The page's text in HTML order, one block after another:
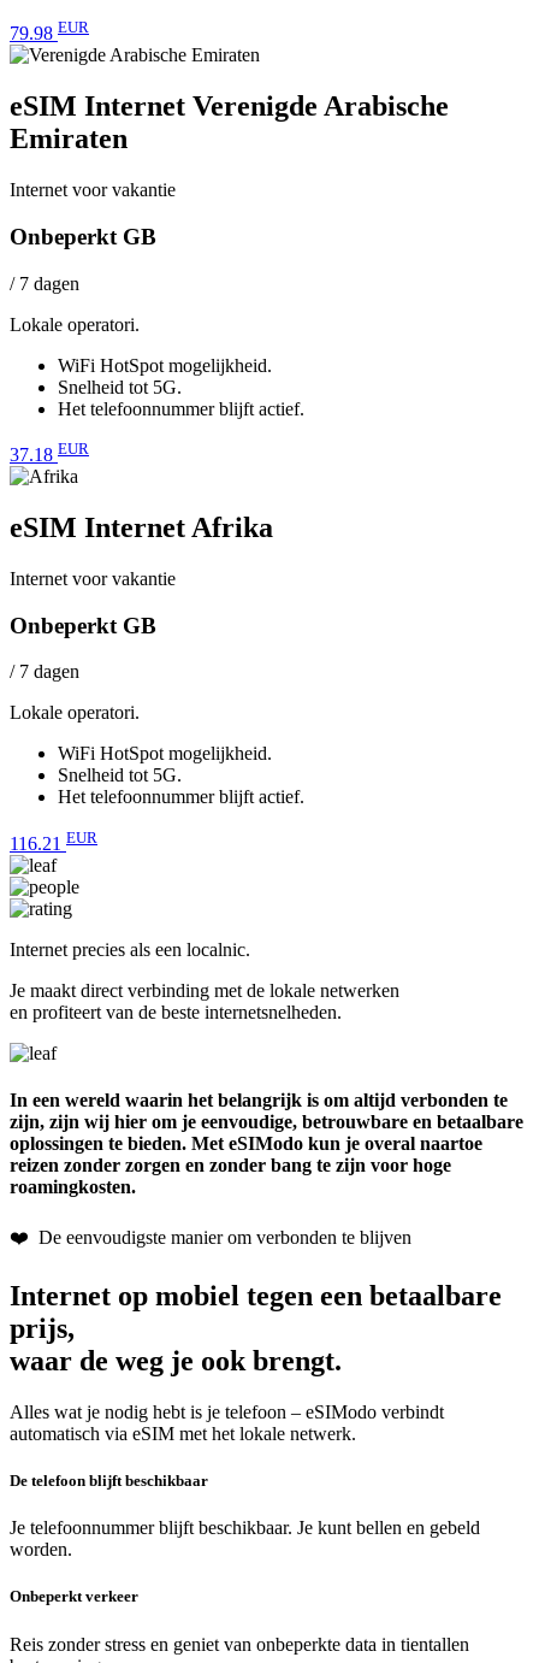
79.98 EUR
eSIM Internet Verenigde Arabische
Emiraten
Internet voor vakantie
Onbeperkt GB
/ 7 dagen
Lokale operatori.
WiFi HotSpot mogelijkheid.
Snelheid tot 5G.
Het telefoonnummer blijft actief.
37.18 EUR
eSIM Internet Afrika
Internet voor vakantie
Onbeperkt GB
/ 7 dagen
Lokale operatori.
WiFi HotSpot mogelijkheid.
Snelheid tot 5G.
Het telefoonnummer blijft actief.
116.21 EUR
Internet precies als een localnic.
Je maakt direct verbinding met de lokale netwerken
en profiteert van de beste internetsnelheden.
In een wereld waarin het belangrijk is om altijd verbonden te
zijn, zijn wij hier om je eenvoudige, betrouwbare en betaalbare
oplossingen te bieden. Met eSIModo kun je overal naartoe
reizen zonder zorgen en zonder bang te zijn voor hoge
roamingkosten.
❤️ De eenvoudigste manier om verbonden te blijven
Internet op mobiel tegen een betaalbare
prijs,
waar de weg je ook brengt.
Alles wat je nodig hebt is je telefoon – eSIModo verbindt
automatisch via eSIM met het lokale netwerk.
De telefoon blijft beschikbaar
Je telefoonnummer blijft beschikbaar. Je kunt bellen en gebeld
worden.
Onbeperkt verkeer
Reis zonder stress en geniet van onbeperkte data in tientallen